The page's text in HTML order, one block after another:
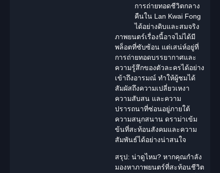
การถ่ายทอดชีวิตกลาง
คืนใน Lan Kwai Fong
ได้อย่างดิบและสมจริง
ภาพยนตร์เรื่องนี้อาจไม่ได้มี
พล็อตที่ซับซ้อน แต่เสน่ห์อยู่ที่
การถ่ายทอดบรรยากาศและ
ความรู้สึกของตัวละครได้อย่าง
เข้าถึงอารมณ์ ทำให้ผู้ชมได้
สัมผัสถึงความเปลี่ยวเหงา
ความสับสน และความ
ปรารถนาที่ซ่อนอยู่ภายใต้
ความสนุกสนาน ดราม่าเข้ม
ข้นที่สะท้อนสังคมและความ
สัมพันธ์ได้อย่างน่าสนใจ
สรุป: น่าดูไหม? หากคุณกำลัง
มองหาภาพยนตร์ที่สะท้อนชีวิต